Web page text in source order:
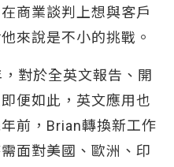
商業談判上想與客戶
來說是不小的挑戰。
對於全英文報告、開
便如此，英文應用也
前，Brian轉換新工作
面對美國、歐洲、印